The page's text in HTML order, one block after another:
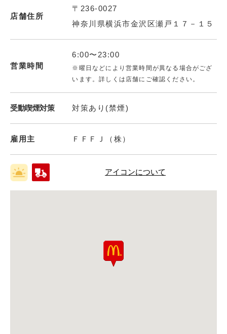
店舗住所
〒236-0027
神奈川県横浜市金沢区瀬戸１７－１５
営業時間
6:00〜23:00
※曜日などにより営業時間が異なる場合がござ
います。詳しくは店舗にご確認ください。
受動喫煙対策 対策あり(禁煙)
雇用主 ＦＦＦＪ（株）
アイコンについて